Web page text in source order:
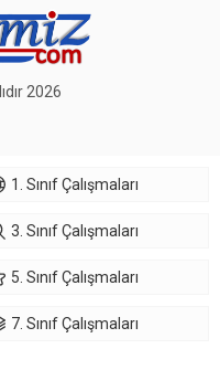
2026
1. Sınıf Çalışmaları
3. Sınıf Çalışmaları
5. Sınıf Çalışmaları
7. Sınıf Çalışmaları